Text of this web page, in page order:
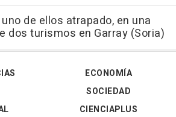
de ellos atrapado, en una
dos turismos en Garray (Soria)
ECONOMÍA
SOCIEDAD
CIENCIAPLUS